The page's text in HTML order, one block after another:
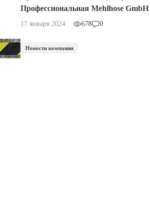
Профессиональная Mehlhose GmbH
17 января 2024 678 0
Новости компании